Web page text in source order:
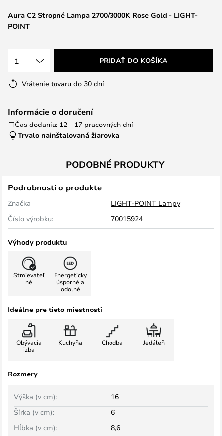
Aura C2 Stropné Lampa 2700/3000K Rose Gold - LIGHT-
POINT
1 PRIDAŤ DO KOŠÍKA
Vrátenie tovaru do 30 dní
Informácie o doručení
Čas dodania: 12 - 17 pracovných dní
Trvalo nainštalovaná žiarovka
PODOBNÉ PRODUKTY
Podrobnosti o produkte
Značka
LIGHT-POINT Lampy
Číslo výrobku:
70015924
Výhody produktu
Stmievateľ
né
Energeticky
úsporné a
odolné
Ideálne pre tieto miestnosti
Obývacia
izba
Kuchyňa Chodba Jedáleň
Rozmery
Šírka (v cm): 6
Výška (v cm): 16
Hĺbka (v cm): 8,6